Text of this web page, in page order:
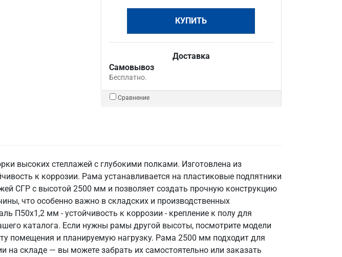
КУПИТЬ
Доставка
Самовывоз
Бесплатно.
Сравнение
высоких стеллажей с глубокими полками. Изготовлена из
к коррозии. Рама устанавливается на пластиковые подпятники
СГР с высотой 2500 мм и позволяет создать прочную конструкцию
что особенно важно в складских и производственных
П50х1,2 мм - устойчивость к коррозии - крепление к полу для
каталога. Если нужны рамы другой высоты, посмотрите модели
помещения и планируемую нагрузку. Рама 2500 мм подходит для
складе — вы можете забрать их самостоятельно или заказать